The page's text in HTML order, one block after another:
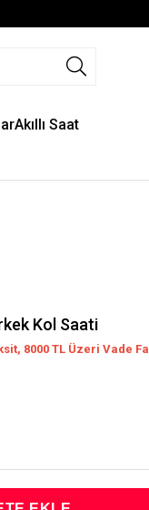
Akıllı Saat
Kol Saati
8000 TL Üzeri Vade